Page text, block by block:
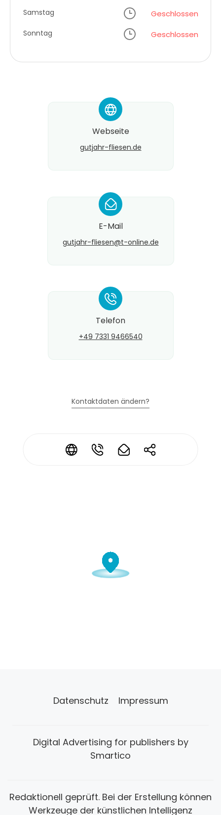
* * * *
Samstag
Geschlossen
Sonntag Geschlossen
*
Webseite
gutjahr-fliesen.de
*
E-Mail
gutjahr-fliesen@​t-online.de
*
Telefon
+49 7331 9466540
Kontaktdaten ändern?
Datenschutz Impressum
Digital Advertising for publishers by
Smartico
Redaktionell geprüft. Bei der Erstellung können
Werkzeuge der künstlichen Intelligenz